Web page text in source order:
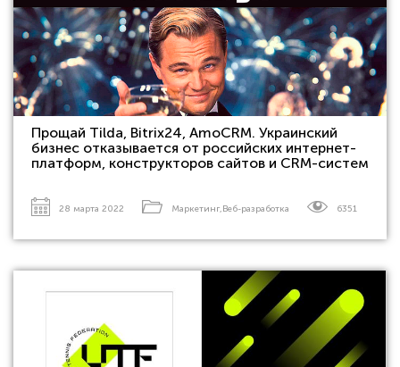
Прощай Tilda, Bitrix24, AmoCRM. Украинский
бизнес отказывается от российских интернет-
платформ, конструкторов сайтов и CRM-систем
28 марта 2022 Маркетинг, Веб-разработка 6351